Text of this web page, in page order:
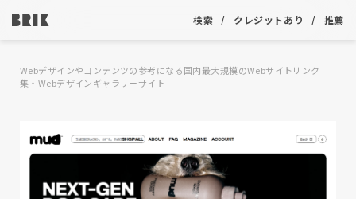
検索 クレジットあり 推薦
Webデザインやコンテンツの参考になる国内最大規模のWebサイトリンク
集・Webデザインギャラリーサイト